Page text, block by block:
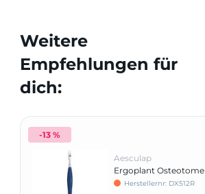
Weitere
Empfehlungen für
dich:
-13 %
Aesculap
Ergoplant Osteotome
Herstellernr: DX512R